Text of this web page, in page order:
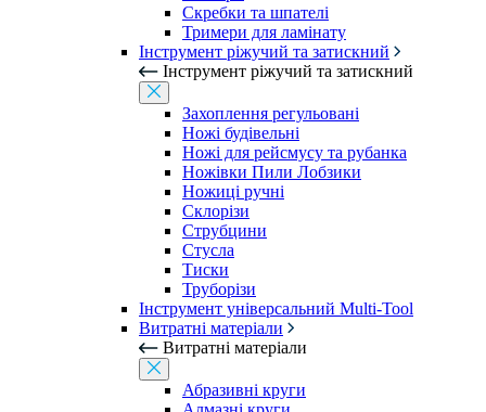
Скребки та шпателі
Тримери для ламінату
Інструмент ріжучий та затискний
Інструмент ріжучий та затискний
Захоплення регульовані
Ножі будівельні
Ножі для рейсмусу та рубанка
Ножівки Пили Лобзики
Ножиці ручні
Склорізи
Струбцини
Стусла
Тиски
Труборізи
Інструмент універсальний Multi-Tool
Витратні матеріали
Витратні матеріали
Абразивні круги